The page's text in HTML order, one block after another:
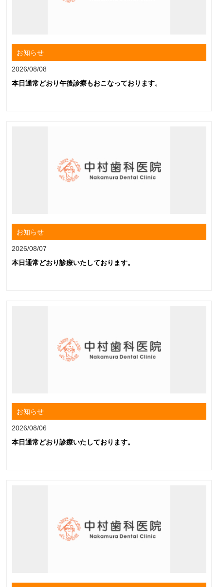
お知らせ
2026/08/08
本日通常どおり午後診療もおこなっております。
お知らせ
2026/08/07
本日通常どおり診療いたしております。
お知らせ
2026/08/06
本日通常どおり診療いたしております。